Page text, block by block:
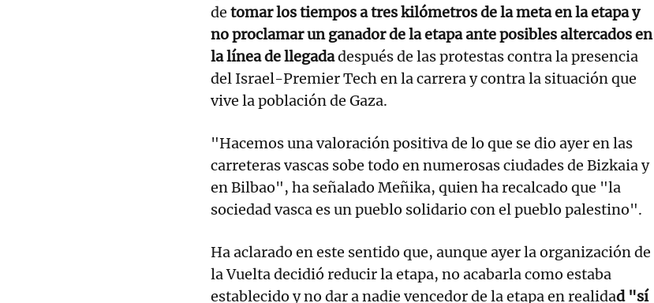
de tomar los tiempos a tres kilómetros de la meta en la etapa y
no proclamar un ganador de la etapa ante posibles altercados en
la línea de llegadadespués de las protestas contra la presencia
del Israel-Premier Tech en la carrera y contra la situación que
vive la población de Gaza.
"Hacemos una valoración positiva de lo que se dio ayer en las
carreteras vascas sobe todo en numerosas ciudades de Bizkaia y
en Bilbao", ha señalado Meñika, quien ha recalcado que "la
sociedad vasca es un pueblo solidario con el pueblo palestino".
Ha aclarado en este sentido que, aunque ayer la organización de
la Vuelta decidió reducir la etapa, no acabarla como estaba
establecido y no dar a nadie vencedor de la etapa en realidad "sí